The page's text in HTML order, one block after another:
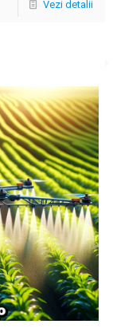
Vezi detalii